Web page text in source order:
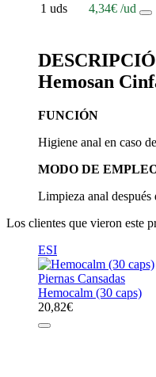
1 uds
4,34€ /ud
Hemosan
FUNCIÓN
Higiene anal en caso
MODO DE
Limpieza anal después
Los clientes que vieron este
ESI
Piernas Cansadas
Hemocalm (30 caps)
20,82€